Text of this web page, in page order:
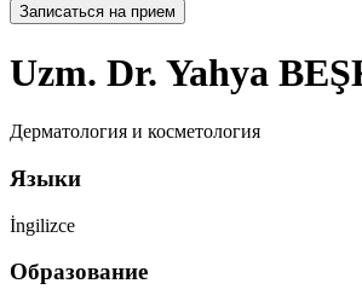
Записаться на прием
Uzm. Dr. Yahya
Дерматология и косметология
Языки
İngilizce
Образование